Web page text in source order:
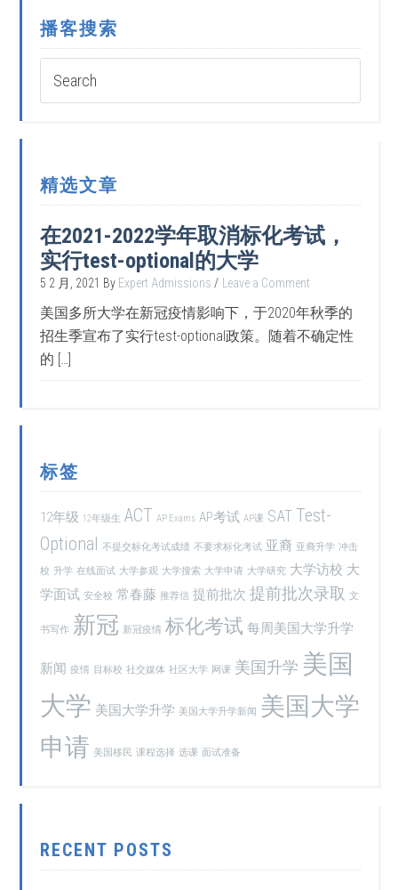
播客搜索
精选文章
在2021-2022学年取消标化考试，
实行test-optional的大学
5 2 月, 2021 By Expert Admissions Leave a Comment
美国多所大学在新冠疫情影响下，于2020年秋季的
招生季宣布了实行test-optional政策。随着不确定性
的 […]
标签
12年级 12年级生 ACT AP Exams AP考试 AP课 SAT Test-
Optional 不提交标化考试成绩 不要求标化考试 亚裔 亚裔升学 冲击
校 升学 在线面试 大学参观 大学搜索 大学申请 大学研究 大学访校 大
学面试 安全校 常春藤 推荐信 提前批次 提前批次录取 文
书写作 新冠 新冠疫情 标化考试 每周美国大学升学
新闻 疫情 目标校 社交媒体 社区大学 网课 美国升学 美国
大学 美国大学升学 美国大学升学新闻 美国大学
申请 美国移民 课程选择 选课 面试准备
RECENT POSTS